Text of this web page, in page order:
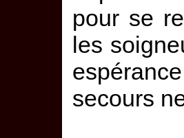
pour se
les
secours